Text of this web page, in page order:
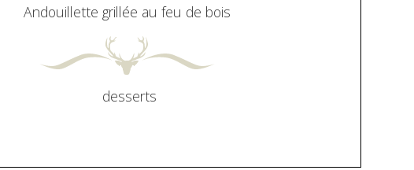
Andouillette grillée au feu de bois
desserts